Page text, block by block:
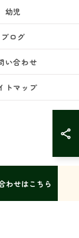
わせはこちら
幼児
ブログ
い合わせ
トマップ
RESERVED.